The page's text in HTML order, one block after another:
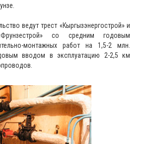
ведут трест «Кыргызэнергострой» и
со средним годовым
монтажных работ на 1,5-2 млн.
вводом в эксплуатацию 2-2,5 км